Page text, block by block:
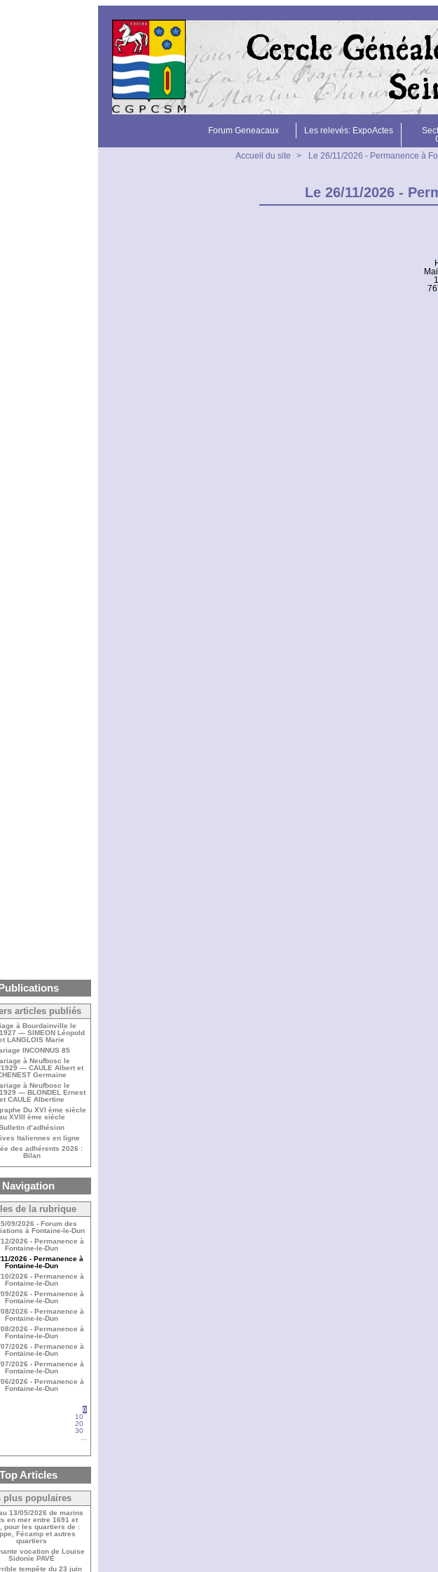
Forum Geneacaux Les relevés: ExpoActes
Accueil du site > Le 26/11/2026 - Permanence à
Le 26/11/2026 -
articles publiés
à Bourdainville le
— SIMEON Léopold
LANGLOIS Marie
INCONNUS 85
à Neufbosc le
— CAULE Albert et
Germaine
à Neufbosc le
— BLONDEL Ernest
CAULE Albertine
Du XVI ème siècle
XVIII ème siècle
d’adhésion
Italiennes en ligne
des adhérents 2026 :
Bilan
Navigation
de la rubrique
09/2026 - Forum des
à Fontaine-le-Dun
2026 - Permanence à
Fontaine-le-Dun
2026 - Permanence à
Fontaine-le-Dun
2026 - Permanence à
Fontaine-le-Dun
2026 - Permanence à
Fontaine-le-Dun
2026 - Permanence à
Fontaine-le-Dun
2026 - Permanence à
Fontaine-le-Dun
2026 - Permanence à
Fontaine-le-Dun
2026 - Permanence à
Fontaine-le-Dun
2026 - Permanence à
Fontaine-le-Dun
0
10
20
30
Articles
plus populaires
13/05/2026 de marins
en mer entre 1691 et
pour les quartiers de :
Fécamp et autres
quartiers
vocation de Louise
Sidonie PAVÉ
tempête du 23 juin